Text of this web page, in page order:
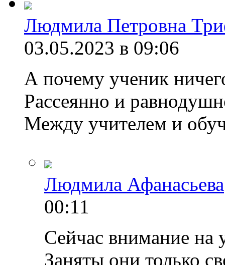
Людмила Петровна
03.05.2023 в 09:06
А почему ученик
Рассеянно и
Между учителем и
Людмила Афанасьева
00:11
Сейчас внимание на
Заняты они только